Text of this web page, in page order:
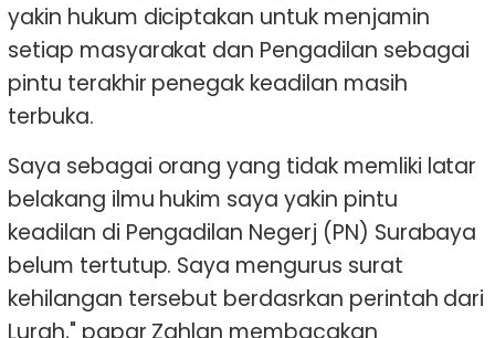
yakin hukum diciptakan untuk menjamin
setiap masyarakat dan Pengadilan sebagai
pintu terakhir penegak keadilan masih
terbuka.
Saya sebagai orang yang tidak memliki latar
belakang ilmu hukim saya yakin pintu
keadilan di Pengadilan Negerj (PN) Surabaya
belum tertutup. Saya mengurus surat
kehilangan tersebut berdasrkan perintah dari
Lurah," papar Zahlan membacakan